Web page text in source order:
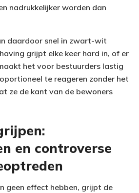
nadrukkelijker worden dan
daardoor snel in zwart-wit
grijpt elke keer hard in, of er
het voor bestuurders lastig
te reageren zonder het
ze de kant van de bewoners
en controverse
geen effect hebben, grijpt de